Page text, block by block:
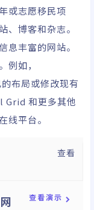
或志愿移民项
、博客和杂志。
息丰富的网站。
例如，
布局或修改现有
和更多其他
线平台。
查看
查看演示